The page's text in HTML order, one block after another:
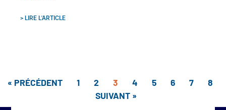
> LIRE L'ARTICLE
« PRÉCÉDENT 1 2 3 4 5 6 7
8
SUIVANT »